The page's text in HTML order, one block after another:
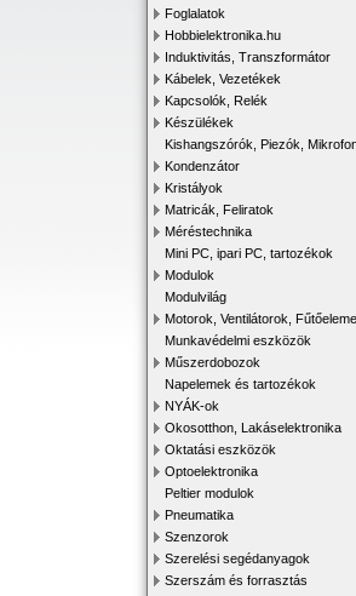
Foglalatok
Hobbielektronika.hu
Induktivitás, Transzformátor
Kábelek, Vezetékek
Kapcsolók, Relék
Készülékek
Kishangszórók, Piezók,
Kondenzátor
Kristályok
Matricák, Feliratok
Méréstechnika
Mini PC, ipari PC, tartozékok
Modulok
Modulvilág
Motorok, Ventilátorok,
Munkavédelmi eszközök
Műszerdobozok
Napelemek és tartozékok
NYÁK-ok
Okosotthon, Lakáselektronika
Oktatási eszközök
Optoelektronika
Peltier modulok
Pneumatika
Szenzorok
Szerelési segédanyagok
Szerszám és forrasztás